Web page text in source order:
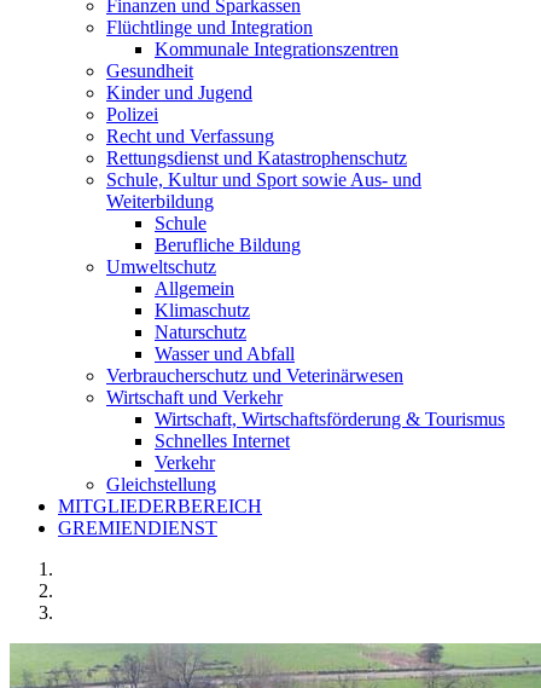
Finanzen und Sparkassen
Flüchtlinge und Integration
Kommunale Integrationszentren
Gesundheit
Kinder und Jugend
Polizei
Recht und Verfassung
Rettungsdienst und Katastrophenschutz
Schule, Kultur und Sport sowie Aus- und
Weiterbildung
Schule
Berufliche Bildung
Umweltschutz
Allgemein
Klimaschutz
Naturschutz
Wasser und Abfall
Verbraucherschutz und Veterinärwesen
Wirtschaft und Verkehr
Wirtschaft, Wirtschaftsförderung & Tourismus
Schnelles Internet
Verkehr
Gleichstellung
MITGLIEDERBEREICH
GREMIENDIENST